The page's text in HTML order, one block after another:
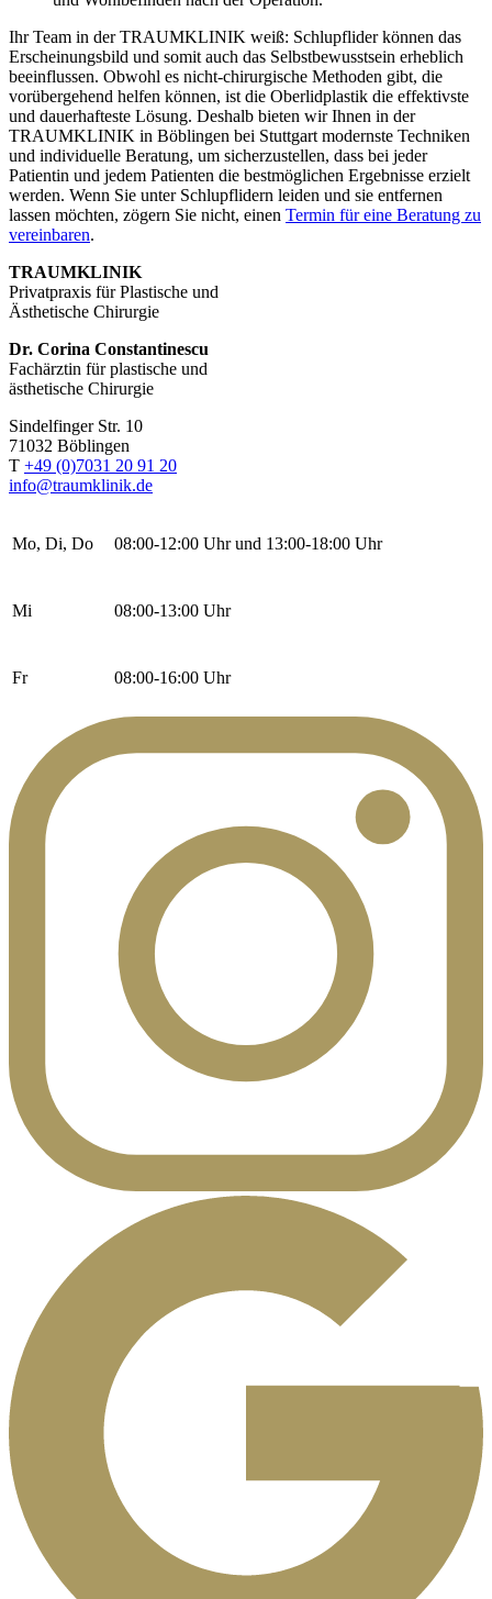
Ihr Team in der TRAUMKLINIK weiß: Schlupflider können das
Erscheinungsbild und somit auch das Selbstbewusstsein erheblich
beeinflussen. Obwohl es nicht-chirurgische Methoden gibt, die
vorübergehend helfen können, ist die Oberlidplastik die effektivste
und dauerhafteste Lösung. Deshalb bieten wir Ihnen in der
TRAUMKLINIK in Böblingen bei Stuttgart modernste Techniken
und individuelle Beratung, um sicherzustellen, dass bei jeder
Patientin und jedem Patienten die bestmöglichen Ergebnisse erzielt
werden. Wenn Sie unter Schlupflidern leiden und sie entfernen
lassen möchten, zögern Sie nicht, einen Termin für eine Beratung zu
vereinbaren.
TRAUMKLINIK
Privatpraxis für Plastische und
Ästhetische Chirurgie
Dr. Corina Constantinescu
Fachärztin für plastische und
ästhetische Chirurgie
Sindelfinger Str. 10
71032 Böblingen
T +49 (0)7031 20 91 20
info@traumklinik.de
Mo, Di, Do 08:00-12:00 Uhr und 13:00-18:00 Uhr
Mi 08:00-13:00 Uhr
Fr 08:00-16:00 Uhr